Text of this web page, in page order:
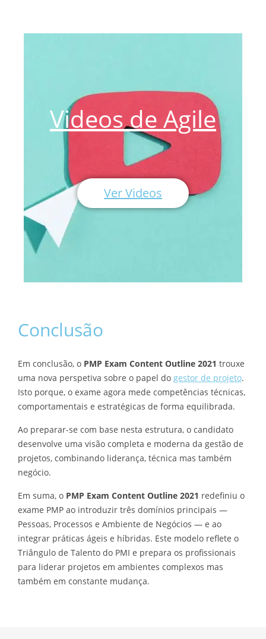
Videos de Agile
Ver Videos
Conclusão
Em conclusão, o PMP Exam Content Outline 2021 trouxe
uma nova perspetiva sobre o papel do gestor de projeto.
Isto porque, o exame agora mede competências técnicas,
comportamentais e estratégicas de forma equilibrada.
Ao preparar-se com base nesta estrutura, o candidato
desenvolve uma visão completa e moderna da gestão de
projetos, combinando liderança, técnica mas também
negócio.
Em suma, o PMP Exam Content Outline 2021 redefiniu o
exame PMP ao introduzir três domínios principais —
Pessoas, Processos e Ambiente de Negócios — e ao
integrar práticas ágeis e híbridas. Este modelo reflete o
Triângulo de Talento do PMI e prepara os profissionais
para liderar projetos em ambientes complexos mas
também em constante mudança.